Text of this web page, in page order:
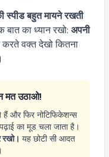
स्पीड बहुत मायने रखती
का ध्यान रखो: अपनी
वक्त देखो कितना
मत उठाओ!
और फिर नोटिफिकेशन्स
का मूड चला जाता है।
यह छोटी सी आदत